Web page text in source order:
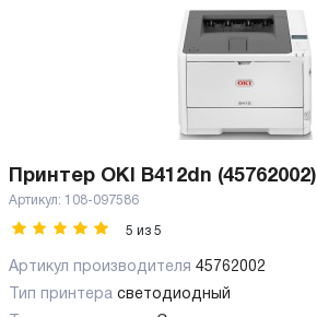
Принтер OKI B412dn (45762002)
Артикул: 108-097586
5 из 5
Артикул производителя 45762002
Тип принтера светодиодный